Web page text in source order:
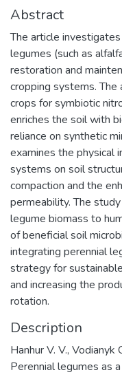
Abstract
The article
legumes (such as
restoration and
cropping systems.
crops for symbiotic
enriches the soil with
reliance on synthetic
examines the physical
systems on soil
compaction and the
permeability. The
legume biomass to
of beneficial soil
integrating perennial
strategy for
and increasing the
rotation.
Description
Hanhur V. V., Vodianyk
Perennial legumes as